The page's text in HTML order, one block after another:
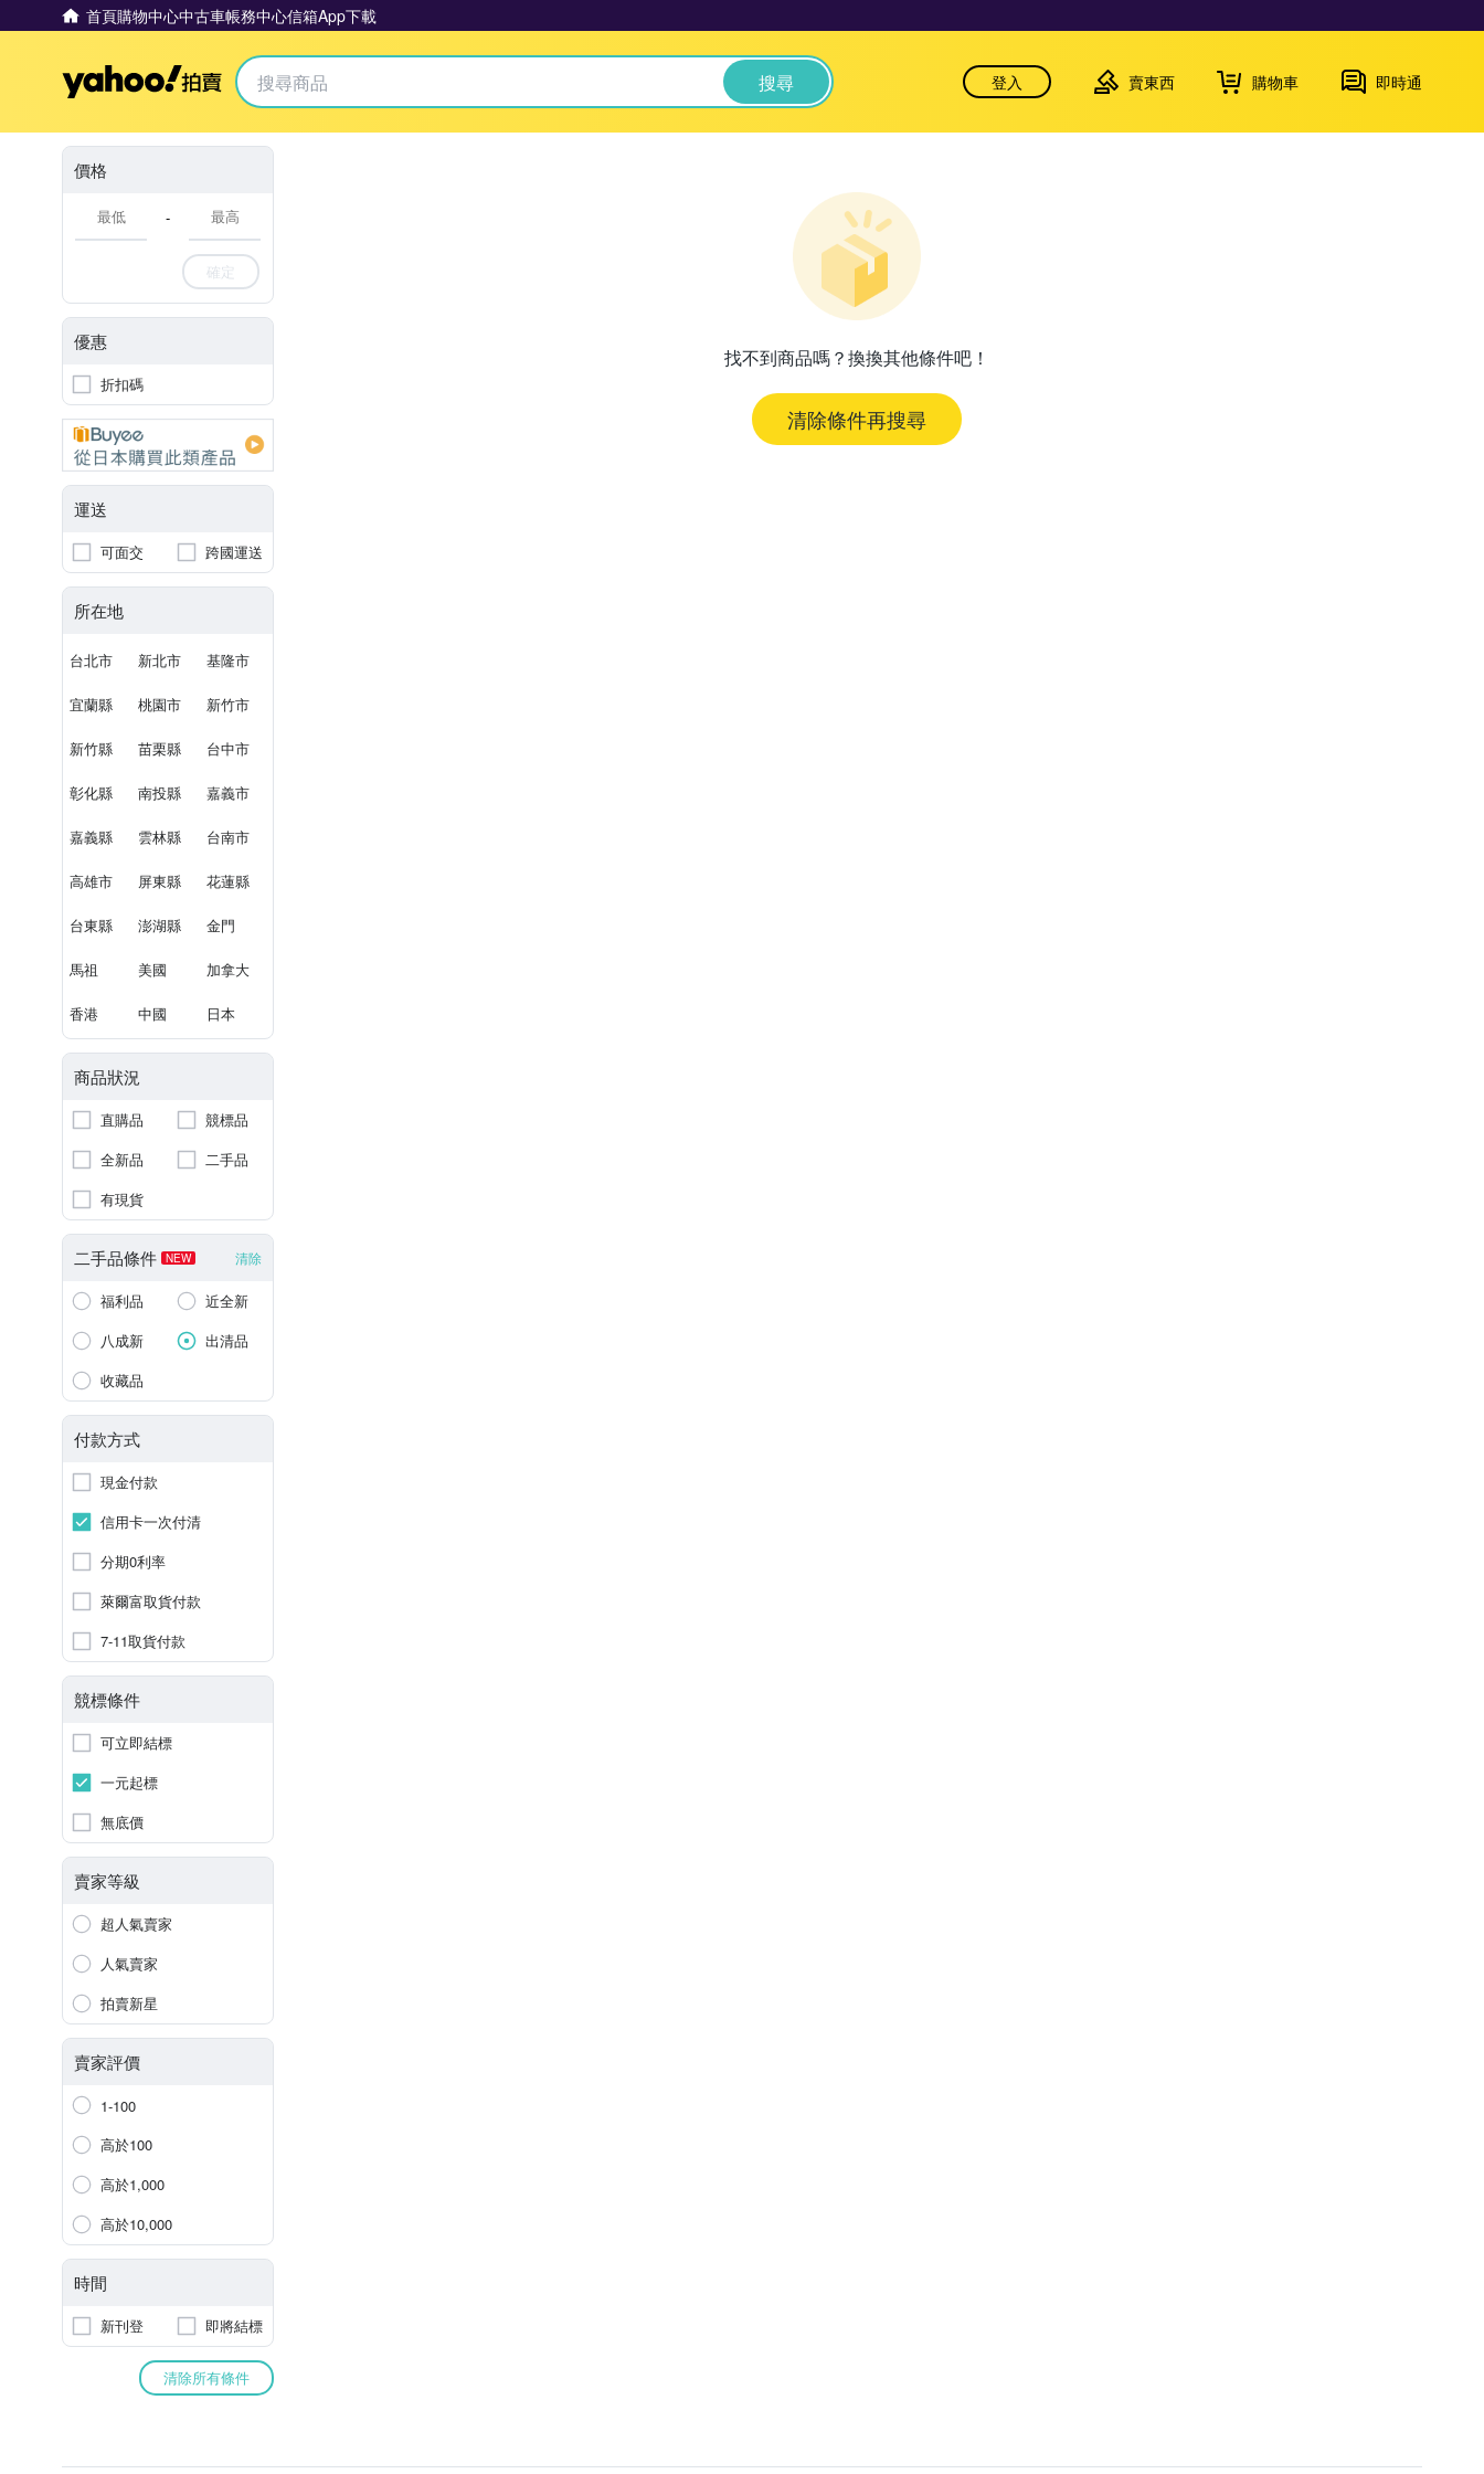
首頁購物中心中古車帳務中心信箱App下載
Yahoo拍賣 搜尋 登入 賣東西 購物車 即時通
價格
-
確定
優惠
折扣碼
運送
可面交 跨國運送
所在地
台北市 新北市 基隆市
宜蘭縣 桃園市 新竹市
新竹縣 苗栗縣 台中市
彰化縣 南投縣 嘉義市
嘉義縣 雲林縣 台南市
高雄市 屏東縣 花蓮縣
台東縣 澎湖縣 金門
馬祖 美國 加拿大
香港 中國 日本
商品狀況
直購品
競標品
全新品
二手品
有現貨
二手品條件 NEW 清除
福利品
近全新
八成新
出清品
收藏品
付款方式
現金付款
信用卡一次付清
分期0利率
萊爾富取貨付款
7-11取貨付款
競標條件
可立即結標
一元起標
無底價
賣家等級
超人氣賣家
人氣賣家
拍賣新星
賣家評價
1-100
高於100
高於1,000
高於10,000
時間
新刊登 即將結標
清除所有條件
找不到商品嗎？換換其他條件吧！
清除條件再搜尋